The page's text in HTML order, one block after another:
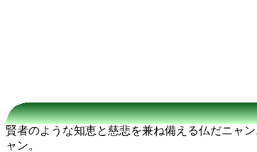
賢者のような知恵と慈悲を兼ね備える仏だニャ
ャン。